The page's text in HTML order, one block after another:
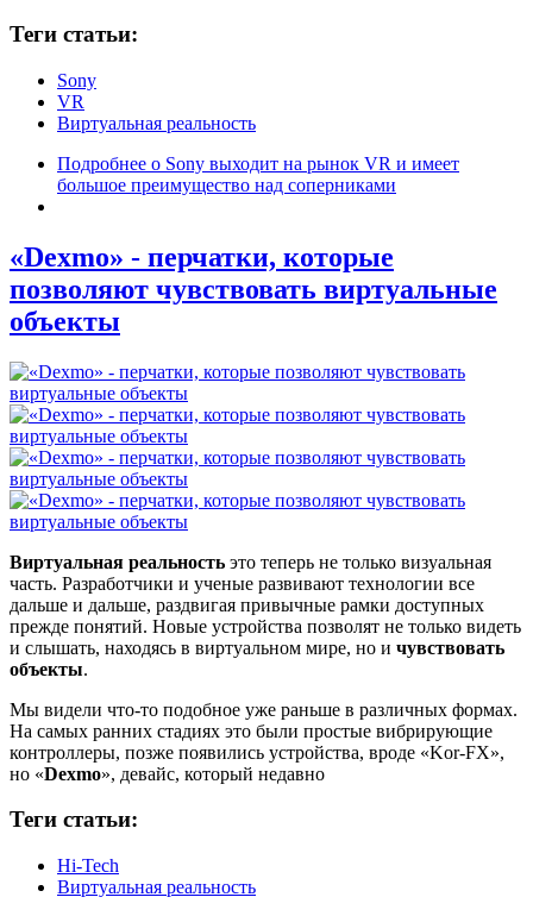
Теги статьи:
Sony
VR
Виртуальная реальность
Подробнее о Sony выходит на рынок VR и имеет
большое преимущество над соперниками
«Dexmo» - перчатки, которые
позволяют чувствовать виртуальные
объекты
Виртуальная реальность это теперь не только визуальная
часть. Разработчики и ученые развивают технологии все
дальше и дальше, раздвигая привычные рамки доступных
прежде понятий. Новые устройства позволят не только видеть
и слышать, находясь в виртуальном мире, но и чувствовать
объекты.
Мы видели что-то подобное уже раньше в различных формах.
На самых ранних стадиях это были простые вибрирующие
контроллеры, позже появились устройства, вроде «Kor-FX»,
но «Dexmo», девайс, который недавно
Теги статьи:
Hi-Tech
Виртуальная реальность